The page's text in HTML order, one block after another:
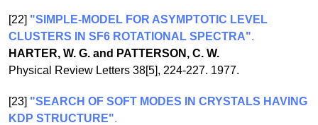
[22] "SIMPLE-MODEL FOR ASYMPTOTIC LEVEL
CLUSTERS IN SF6 ROTATIONAL SPECTRA".
HARTER, W. G. and PATTERSON, C. W.
Physical Review Letters 38[5], 224-227. 1977.
[23] "SEARCH OF SOFT MODES IN CRYSTALS HAVING
KDP STRUCTURE".